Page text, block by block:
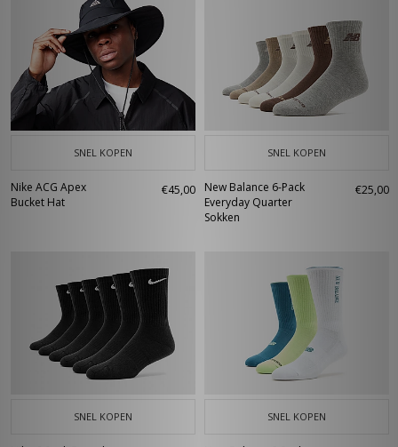
SNEL KOPEN
Nike ACG Apex
Bucket Hat
€45,00
SNEL KOPEN
New Balance 6-Pack
Everyday Quarter
Sokken
€25,00
SNEL KOPEN SNEL KOPEN